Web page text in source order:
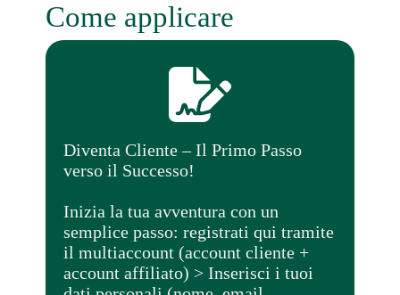
Come applicare
Diventa Cliente – Il Primo Passo
verso il Successo!
Inizia la tua avventura con un
semplice passo: registrati qui tramite
il multiaccount (account cliente +
account affiliato) > Inserisci i tuoi